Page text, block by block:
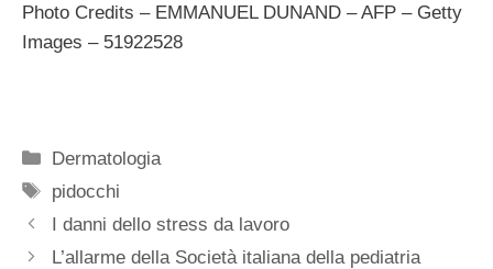
Photo Credits – EMMANUEL DUNAND – AFP – Getty
Images – 51922528
Categorie
Dermatologia
Tag
pidocchi
I danni dello stress da lavoro
L’allarme della Società italiana della pediatria